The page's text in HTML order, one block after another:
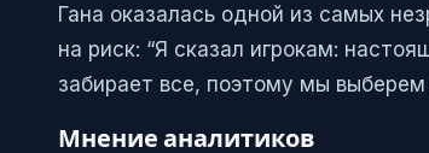
Гана оказалась одной из самых
на риск: “Я сказал игрокам:
забирает все, поэтому мы
Мнение аналитиков